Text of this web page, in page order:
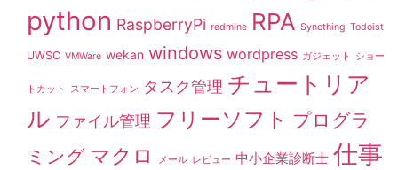
python RaspberryPi redmine RPA Syncthing Todoist
UWSC VMWare wekan windows wordpress ガジェット ショー
トカット スマートフォン タスク管理 チュートリア
ル ファイル管理 フリーソフト プログラ
ミング マクロ メール レビュー 中小企業診断士 仕事